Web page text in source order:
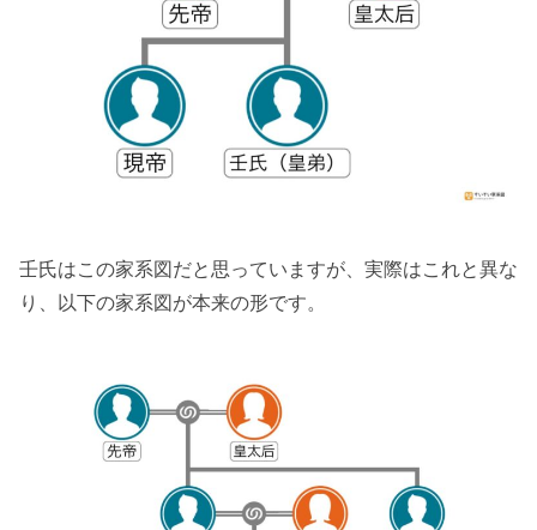
壬氏はこの家系図だと思っていますが、実際はこれと異な
り、以下の家系図が本来の形です。